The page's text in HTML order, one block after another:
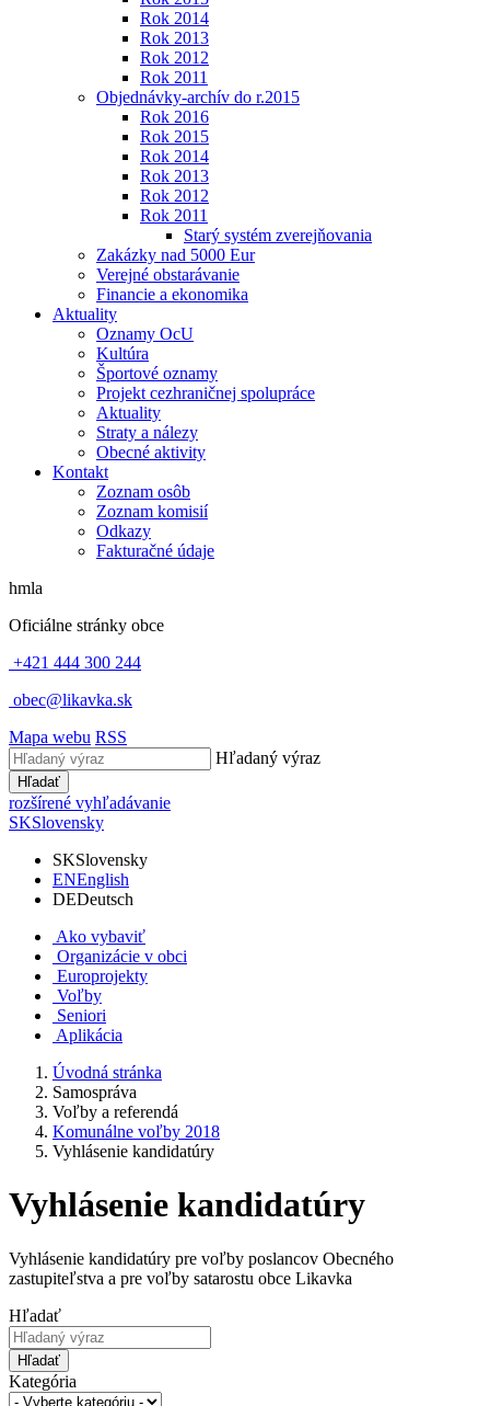
Rok 2014
Rok 2013
Rok 2012
Rok 2011
Objednávky-archív do r.2015
Rok 2016
Rok 2015
Rok 2014
Rok 2013
Rok 2012
Rok 2011
Starý systém zverejňovania
Zakázky nad 5000 Eur
Verejné obstarávanie
Financie a ekonomika
Aktuality
Oznamy OcU
Kultúra
Športové oznamy
Projekt cezhraničnej spolupráce
Aktuality
Straty a nálezy
Obecné aktivity
Kontakt
Zoznam osôb
Zoznam komisií
Odkazy
Fakturačné údaje
hmla
Oficiálne stránky obce
+421 444 300 244
obec@likavka.sk
Mapa webu RSS
Hľadaný výraz
Hľadať
rozšírené vyhľadávanie
SKSlovensky
SKSlovensky
ENEnglish
DEDeutsch
Ako vybaviť
Organizácie v obci
Europrojekty
Voľby
Seniori
Aplikácia
Úvodná stránka
Samospráva
Voľby a referendá
Komunálne voľby 2018
Vyhlásenie kandidatúry
Vyhlásenie kandidatúry
Vyhlásenie kandidatúry pre voľby poslancov Obecného
zastupiteľstva a pre voľby satarostu obce Likavka
Hľadať
Hľadať
Kategória